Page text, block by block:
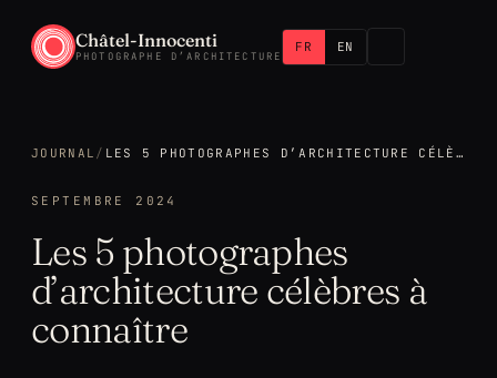
Châtel-Innocenti
PHOTOGRAPHE D’ARCHITECTURE
FR EN
JOURNAL / LES 5 PHOTOGRAPHES D’ARCHITECTURE CÉLÈBRES À CONNAÎTRE
SEPTEMBRE 2024
Les 5 photographes
d’architecture célèbres à
connaître